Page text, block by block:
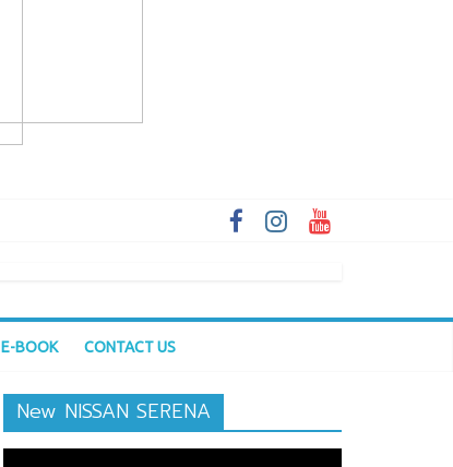
E-BOOK CONTACT US
New NISSAN SERENA